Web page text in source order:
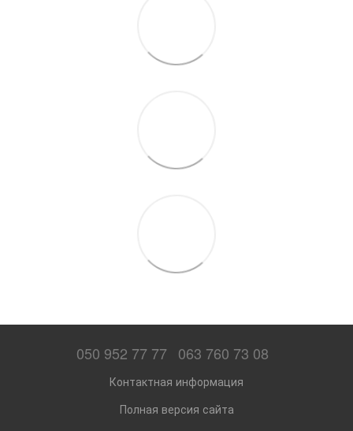
050 952 77 77 063 760 73 08
Контактная информация
Полная версия сайта